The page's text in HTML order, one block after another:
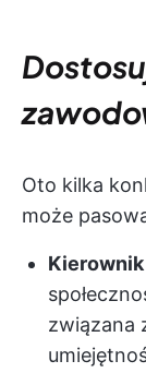
Oto kilka
może
związana